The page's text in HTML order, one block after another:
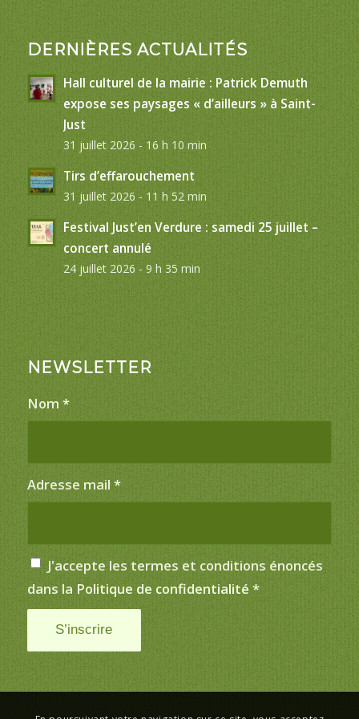
DERNIÈRES ACTUALITÉS
Hall culturel de la mairie : Patrick Demuth
expose ses paysages « d’ailleurs » à Saint-
Just
31 juillet 2026 - 16 h 10 min
Tirs d’effarouchement
31 juillet 2026 - 11 h 52 min
Festival Just’en Verdure : samedi 25 juillet –
concert annulé
24 juillet 2026 - 9 h 35 min
NEWSLETTER
Nom *
Adresse mail *
J'accepte les termes et conditions énoncés
dans la Politique de confidentialité *